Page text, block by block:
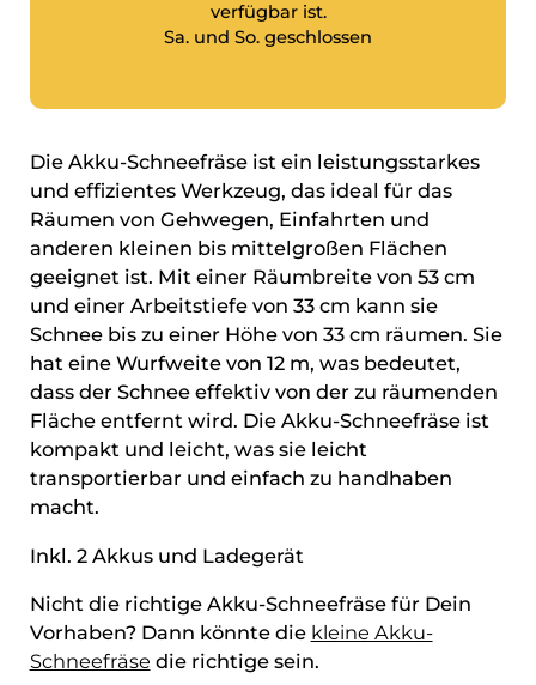
verfügbar ist.
Sa. und So. geschlossen
Die Akku-Schneefräse ist ein leistungsstarkes
und effizientes Werkzeug, das ideal für das
Räumen von Gehwegen, Einfahrten und
anderen kleinen bis mittelgroßen Flächen
geeignet ist. Mit einer Räumbreite von 53 cm
und einer Arbeitstiefe von 33 cm kann sie
Schnee bis zu einer Höhe von 33 cm räumen. Sie
hat eine Wurfweite von 12 m, was bedeutet,
dass der Schnee effektiv von der zu räumenden
Fläche entfernt wird. Die Akku-Schneefräse ist
kompakt und leicht, was sie leicht
transportierbar und einfach zu handhaben
macht.
Inkl. 2 Akkus und Ladegerät
Nicht die richtige Akku-Schneefräse für Dein
Vorhaben? Dann könnte die kleine Akku-
Schneefräse die richtige sein.